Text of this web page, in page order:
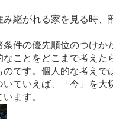
継がれる家を見る時、
条件の優先順位のつけか
ことをどこまで考えた
のです。個人的な考えで
ていえば、「今」を大
ます。